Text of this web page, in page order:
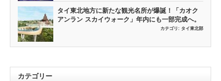
タイ東北地方に新たな観光名所が爆誕！「カオク
アンラン スカイウォーク」年内にも一部完成へ。
カテゴリ: タイ東北部
カテゴリー